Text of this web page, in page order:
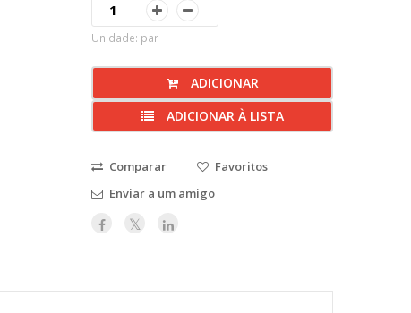
Unidade: par
ADICIONAR
ADICIONAR À LISTA
Comparar
Favoritos
Enviar a um amigo